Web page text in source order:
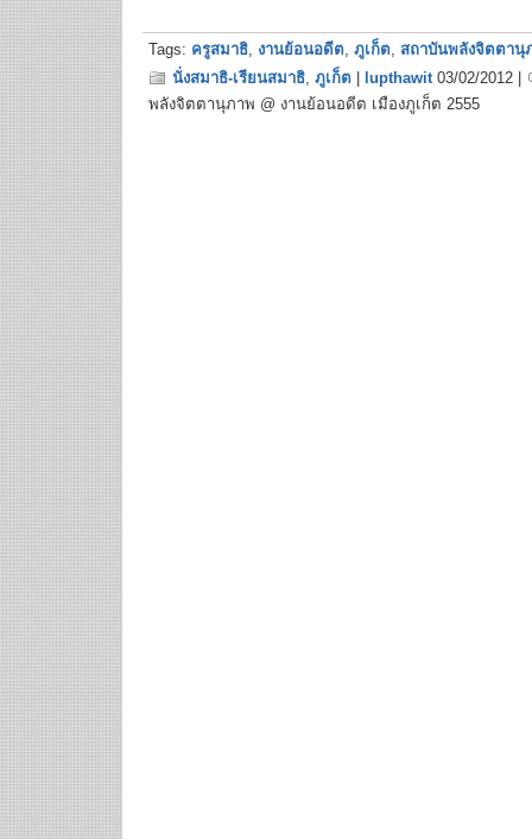
Tags: ครูสมาธิ, งานย้อนอดีต, ภูเก็ต, สถาบันพลังจิตตานุ
นั่งสมาธิ-เรียนสมาธิ, ภูเก็ต lupthawit03/02/2012 |
พลังจิตตานุภาพ @ งานย้อนอดีต เมืองภูเก็ต 2555